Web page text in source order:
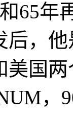
65年
后，
美国
，